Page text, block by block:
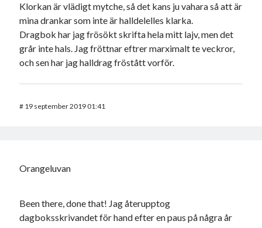
Klorkan är vlädigt mytche, så det kans ju vahara så att är
mina drankar som inte är halldelelles klarka.
Dragbok har jag frösökt skrifta hela mitt lajv, men det
grår inte hals. Jag fröttnar eftrer marximalt te veckror,
och sen har jag halldrag fröstått vorför.
# 19 september 2019 01:41
Orangeluvan
Been there, done that! Jag återupptog
dagboksskrivandet för hand efter en paus på några år